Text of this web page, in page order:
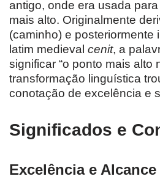
antigo, onde era usada
mais alto. Originalmente
(caminho) e posteriormente
latim medieval cenit, a
significar “o ponto mais alto
transformação linguística
conotação de excelência e
Significados e
Excelência e